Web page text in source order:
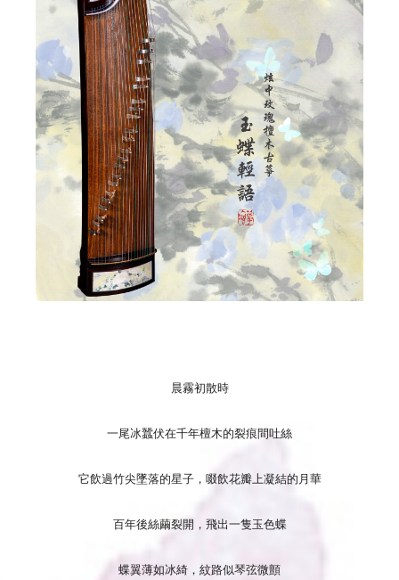
晨霧初散時
一尾冰蠶伏在千年檀木的裂痕間吐絲
它飲過竹尖墜落的星子，啜飲花瓣上凝結的月華
百年後絲繭裂開，飛出一隻玉色蝶
蝶翼薄如冰綺，紋路似琴弦微顫